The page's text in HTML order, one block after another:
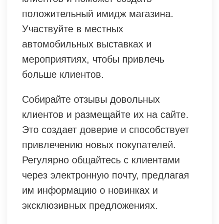
положительный имидж магазина.
Участвуйте в местных
автомобильных выставках и
мероприятиях, чтобы привлечь
больше клиентов.
Собирайте отзывы довольных
клиентов и размещайте их на сайте.
Это создает доверие и способствует
привлечению новых покупателей.
Регулярно общайтесь с клиентами
через электронную почту, предлагая
им информацию о новинках и
эксклюзивных предложениях.